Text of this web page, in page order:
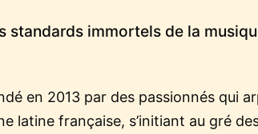
standards immortels de la
en 2013 par des passionnés qui
latine française, s’initiant au gré